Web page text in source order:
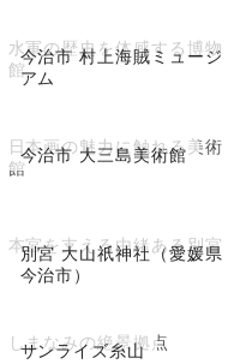
今治市 村上海賊ミュージ
アム
水軍の歴史を体感する博物
館
今治市 大三島美術館
日本画の魅力に触れる美術
館
別宮 大山祇神社（愛媛県
今治市）
本宮を支える由緒ある別宮
サンライズ糸山
しまなみの絶景拠点